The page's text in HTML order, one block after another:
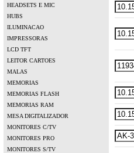
HEADSETS E MIC
HUBS
ILUMINACAO
IMPRESSORAS
LCD TFT
LEITOR CARTOES
MALAS
MEMORIAS
MEMORIAS FLASH
MEMORIAS RAM
MESA DIGITALIZADOR
MONITORES C/TV
MONITORES PRO
MONITORES S/TV